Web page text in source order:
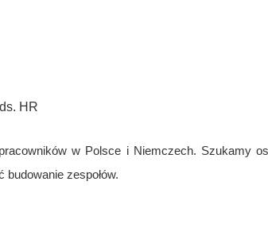
HR
w Polsce i Niemczech. Szukamy
zespołów.